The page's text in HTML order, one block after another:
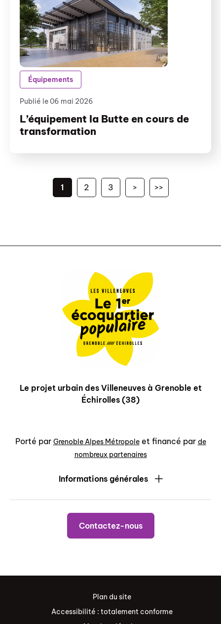
L’équipement la Butte en cours de
transformation
Publié le 06 mai 2026
Équipements
1 2 3 > >>
Le projet urbain des Villeneuves à Grenoble et
Échirolles (38)
Porté par Grenoble Alpes Métropoleet financé par de
nombreux partenaires
Informations générales
Contactez-nous
Plan du site
Accessibilité : totalement conforme